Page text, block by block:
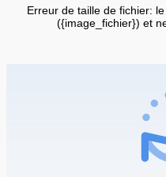
Erreur de taille de fichier:
({image_fichier}) et